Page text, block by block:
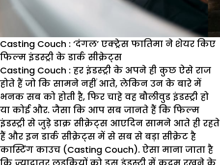
Casting Couch : ‘दंगल’ एक्ट्रेस फातिमा ने शेयर किए
फिल्म इंडस्ट्री के डार्क सीक्रेट्स
Casting Couch : हर इंडस्ट्री के अपने ही कुछ ऐसे राज
होते हैं जो कि सामने नहीं आते, लेकिन उन के बारे में
भनक सब को होती है, फिर चाहे वह बौलीवुड इंडस्ट्री हो
या कोई और. जैसा कि आप सब जानते हैं कि फिल्म
इंडस्ट्री से जुड़े डाक्र सीक्रेट्स आएदिन सामने आते ही रहते
हैं और इन डार्क सीक्रेट्स में से सब से बड़ा सीक्रेट है
कास्टिंग काउच (Casting Couch). ऐसा माना जाता है